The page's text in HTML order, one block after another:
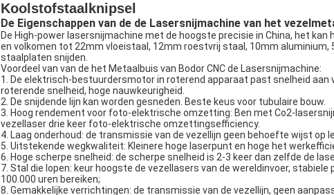
Koolstofstaalknipsel
De Eigenschappen van de de Lasersnijmachine van het
De High-power lasersnijmachine met de hoogste precisie in China, het
en volkomen tot 22mm vloeistaal, 12mm roestvrij staal, 10mm
staalplaten snijden.
Voordeel van van de het Metaalbuis van Bodor CNC de Lasersnijmachine:
1. De elektrisch-bestuurdersmotor in roterend apparaat past snelheid aan
roterende snelheid, hoge nauwkeurigheid.
2. De snijdende lijn kan worden gesneden. Beste keus voor tubulaire bouw.
3. Hoog rendement voor foto-elektrische omzetting: Ben met Co2-
vezellaser drie keer foto-elektrische omzettingsefficiency.
4. Laag onderhoud: de transmissie van de vezellijn geen behoefte wijst op
5. Uitstekende wegkwaliteit: Kleinere hoge laserpunt en hoge het
6. Hoge scherpe snelheid: de scherpe snelheid is 2-3 keer dan zelfde de
7. Stal die lopen: keur hoogste de vezellasers van de wereldinvoer,
100.000 uren bereiken;
8. Gemakkelijke verrichtingen: de transmissie van de vezellijn, geen